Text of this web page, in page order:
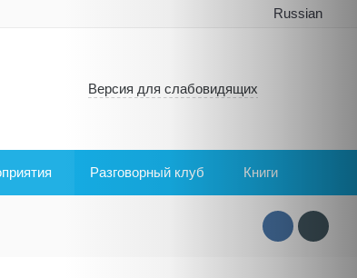
Russian
Версия для слабовидящих
Разговорный клуб Книги